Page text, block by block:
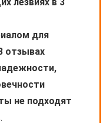
для
отзывах
не подходят
.